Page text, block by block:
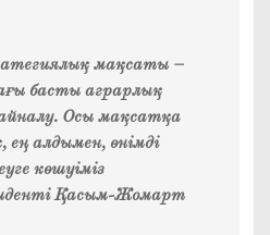
мақсаты –
басты аграрлық
Осы мақсатқа
ең алдымен, өнімді
көшуіміз
Қасым-Жомарт